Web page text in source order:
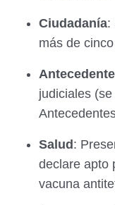
Ciudadanía:
más de
judiciales
Salud:
declare apto
vacuna